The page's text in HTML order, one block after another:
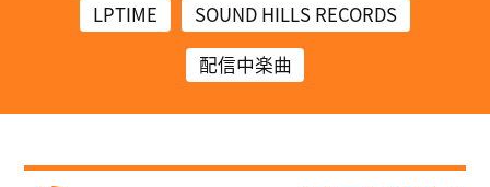
LPTIME
SOUND HILLS RECORDS
配信中楽曲